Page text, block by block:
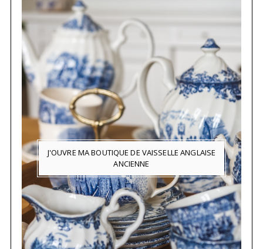
J'OUVRE MA BOUTIQUE DE VAISSELLE ANGLAISE
ANCIENNE